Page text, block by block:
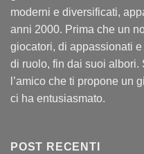
moderni e diversificati,
anni 2000. Prima che un
giocatori, di appassionati
di ruolo, fin dai suoi albori.
l’amico che ti propone un
ci ha entusiasmato.
POST RECENTI